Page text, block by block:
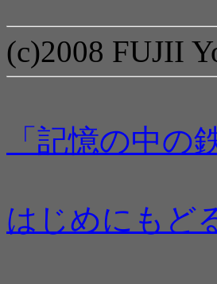
(c)2008 FUJII
「記憶の中の
はじめにもど